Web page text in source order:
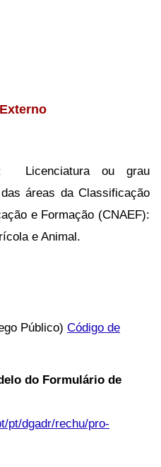
Licenciatura ou grau
áreas da Classificação
e Formação (CNAEF):
e Animal.
Público) Código de
do Formulário de
pt/dgadr/rechu/pro-